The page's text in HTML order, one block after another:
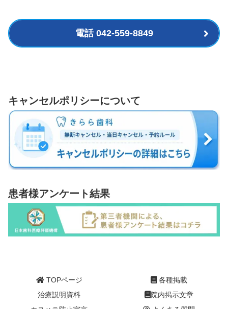
電話 042-559-8849
キャンセルポリシーについて
患者様アンケート結果
TOPページ
各種掲載
治療説明資料
院内掲示文章